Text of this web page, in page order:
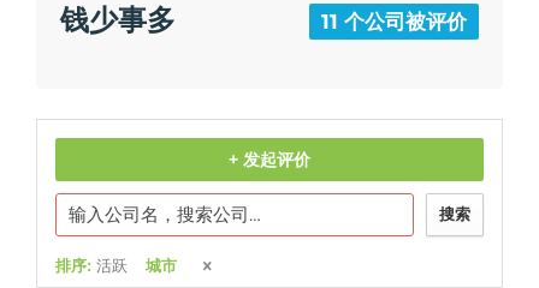
钱少事多 11 个公司被评价
+ 发起评价
搜索
排序: 活跃 城市